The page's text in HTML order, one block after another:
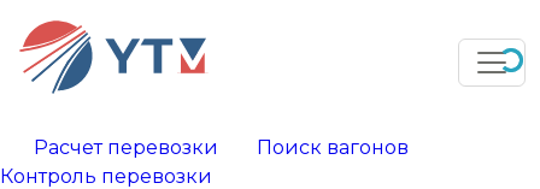
Расчет перевозки
Поиск вагонов
Контроль перевозки